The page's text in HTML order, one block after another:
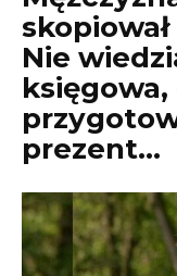
Nie
prezent…